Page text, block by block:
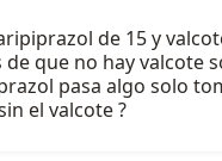
de 15 y
que no hay valcote
pasa algo solo
el valcote ?